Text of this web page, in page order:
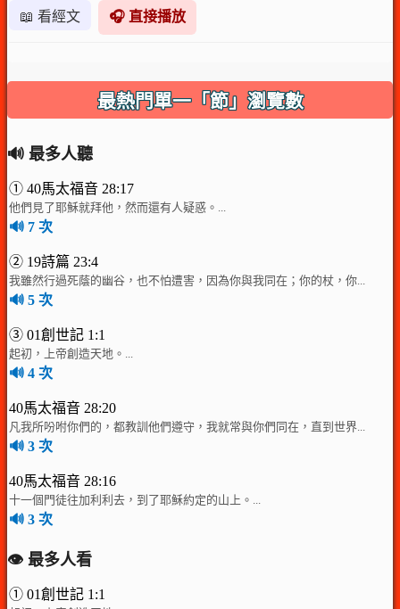
📖 看經文 🎧 直接播放
最熱門單一「節」瀏覽數
🔊 最多人聽
① 40馬太福音 28:17
他們見了耶穌就拜他，然而還有人疑惑。...
🔊 7 次
② 19詩篇 23:4
我雖然行過死蔭的幽谷，也不怕遭害，因為你與我同在；你的杖，你...
🔊 5 次
③ 01創世記 1:1
起初，上帝創造天地。...
🔊 4 次
40馬太福音 28:20
凡我所吩咐你們的，都教訓他們遵守，我就常與你們同在，直到世界...
🔊 3 次
40馬太福音 28:16
十一個門徒往加利利去，到了耶穌約定的山上。...
🔊 3 次
👁️ 最多人看
① 01創世記 1:1